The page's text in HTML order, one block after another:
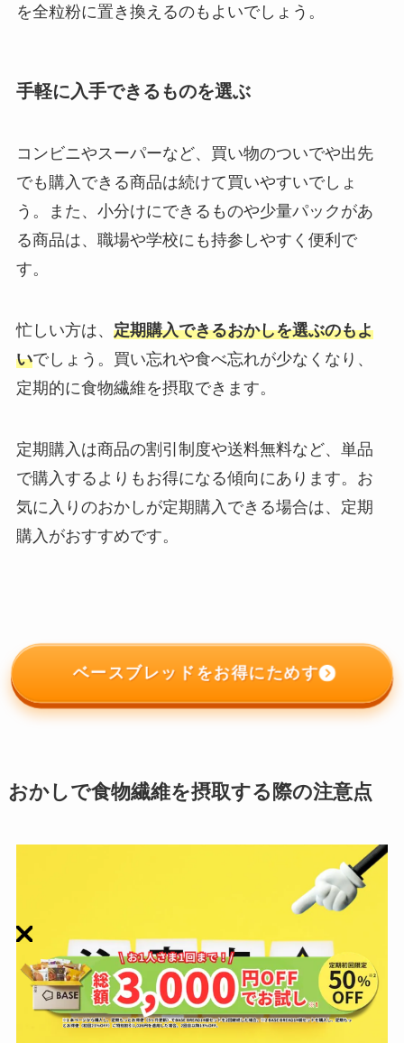
を全粒粉に置き換えるのもよいでしょう。
手軽に入手できるものを選ぶ
コンビニやスーパーなど、買い物のついでや出先
でも購入できる商品は続けて買いやすいでしょ
う。また、小分けにできるものや少量パックがあ
る商品は、職場や学校にも持参しやすく便利で
す。
忙しい方は、 定期購入できるおかしを選ぶのもよ
いでしょう。買い忘れや食べ忘れが少なくなり、
定期的に食物繊維を摂取できます。
定期購入は商品の割引制度や送料無料など、単品
で購入するよりもお得になる傾向にあります。お
気に入りのおかしが定期購入できる場合は、定期
購入がおすすめです。
ベースブレッドをお得にためす
おかしで食物繊維を摂取する際の注意点